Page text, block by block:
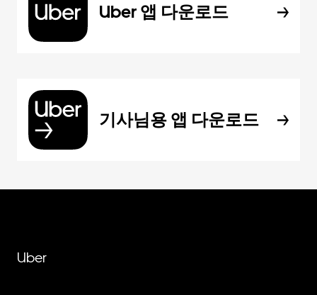
Uber 앱 다운로드
기사님용 앱 다운로드
Uber